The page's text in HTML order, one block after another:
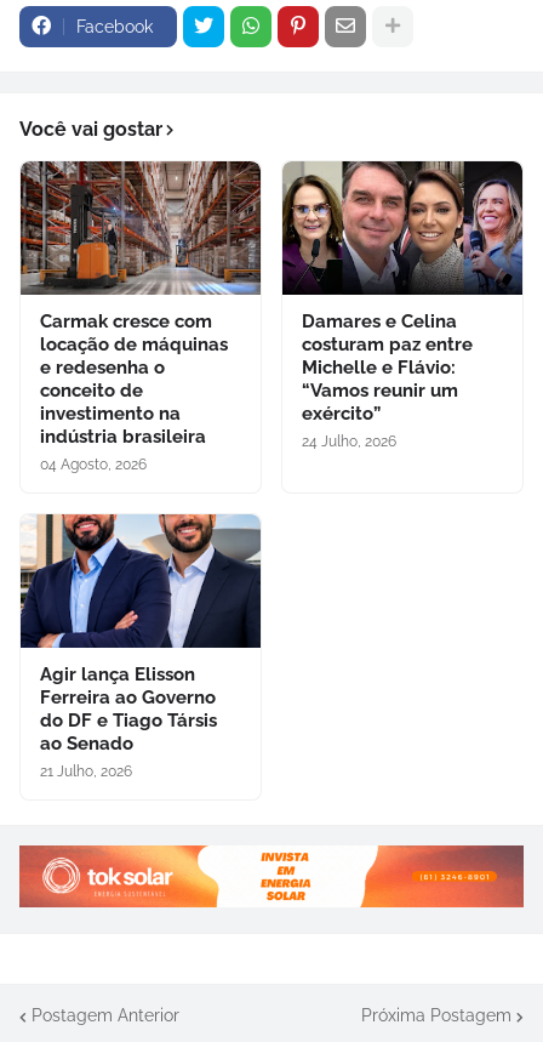
Facebook
Você vai gostar
Carmak cresce com
locação de máquinas
e redesenha o
conceito de
investimento na
indústria brasileira
04 Agosto, 2026
Damares e Celina
costuram paz entre
Michelle e Flávio:
“Vamos reunir um
exército”
24 Julho, 2026
Agir lança Elisson
Ferreira ao Governo
do DF e Tiago Társis
ao Senado
21 Julho, 2026
Postagem Anterior Próxima Postagem